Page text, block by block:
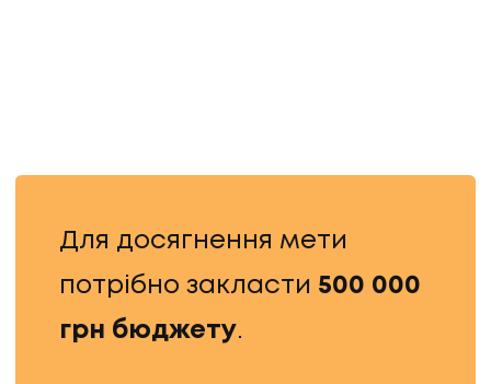
Для досягнення мети
потрібно закласти 500 000
грн бюджету.